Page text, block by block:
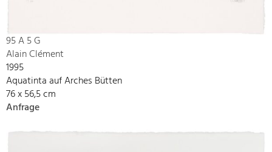
95 A 5 G
Alain Clément
1995
Aquatinta auf Arches Bütten
76 x 56,5 cm
Anfrage